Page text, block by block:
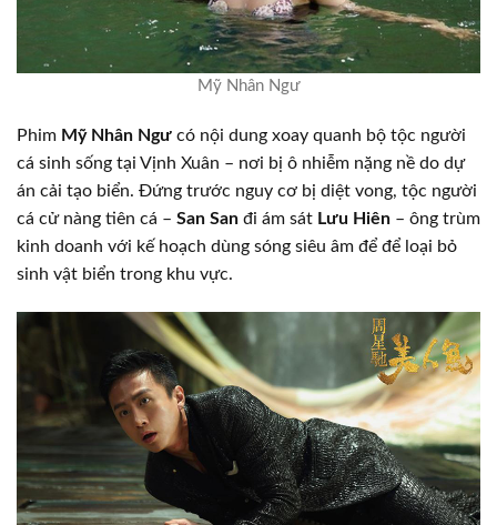
Mỹ Nhân Ngư
Phim Mỹ Nhân Ngư có nội dung xoay quanh bộ tộc người
cá sinh sống tại Vịnh Xuân – nơi bị ô nhiễm nặng nề do dự
án cải tạo biển. Đứng trước nguy cơ bị diệt vong, tộc người
cá cử nàng tiên cá – San San đi ám sát Lưu Hiên – ông trùm
kinh doanh với kế hoạch dùng sóng siêu âm để để loại bỏ
sinh vật biển trong khu vực.